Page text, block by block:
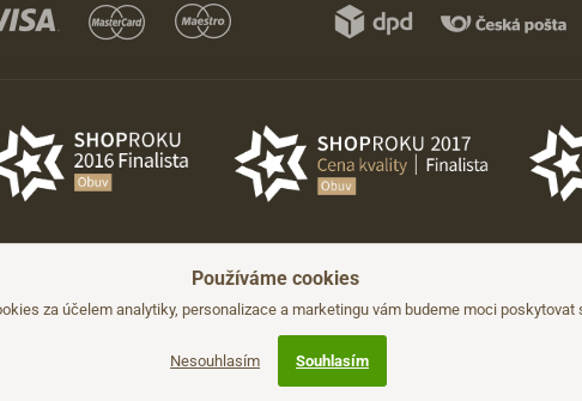
Používáme cookies
za účelem analytiky, personalizace a marketingu vám budeme moci poskytovat
Nesouhlasím Souhlasím